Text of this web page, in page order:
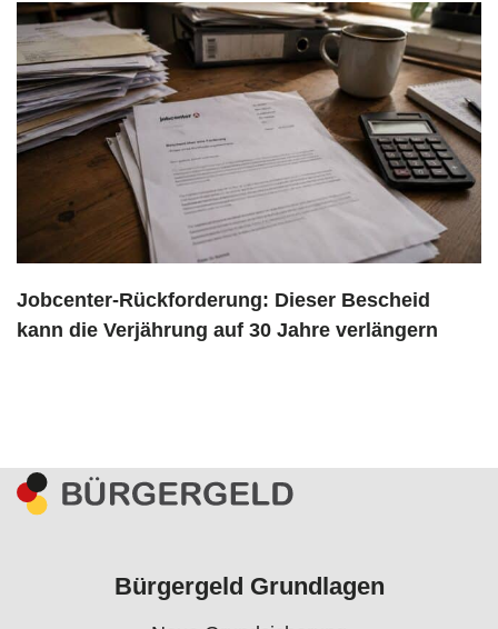
Jobcenter-Rückforderung: Dieser Bescheid
kann die Verjährung auf 30 Jahre verlängern
Bürgergeld Grundlagen